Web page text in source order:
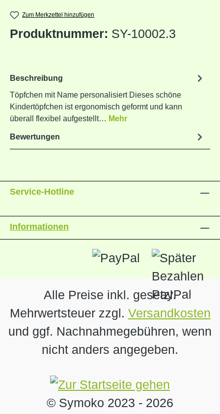
Zum Merkzettel hinzufügen
Produktnummer: SY-10002.3
Beschreibung
Töpfchen mit Name personalisiert Dieses schöne
Kindertöpfchen ist ergonomisch geformt und kann
überall flexibel aufgestellt… Mehr
Bewertungen
Service-Hotline
Informationen
Alle Preise inkl. gesetzl.
Mehrwertsteuer zzgl. Versandkosten
und ggf. Nachnahmegebühren, wenn
nicht anders angegeben.
© Symoko 2023 - 2026